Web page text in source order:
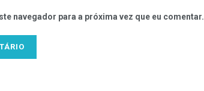
navegador para a próxima vez que eu comentar.